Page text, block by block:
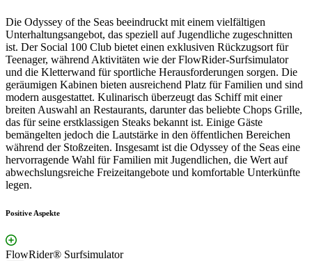
Die Odyssey of the Seas beeindruckt mit einem vielfältigen
Unterhaltungsangebot, das speziell auf Jugendliche zugeschnitten
ist. Der Social 100 Club bietet einen exklusiven Rückzugsort für
Teenager, während Aktivitäten wie der FlowRider-Surfsimulator
und die Kletterwand für sportliche Herausforderungen sorgen. Die
geräumigen Kabinen bieten ausreichend Platz für Familien und sind
modern ausgestattet. Kulinarisch überzeugt das Schiff mit einer
breiten Auswahl an Restaurants, darunter das beliebte Chops Grille,
das für seine erstklassigen Steaks bekannt ist. Einige Gäste
bemängelten jedoch die Lautstärke in den öffentlichen Bereichen
während der Stoßzeiten. Insgesamt ist die Odyssey of the Seas eine
hervorragende Wahl für Familien mit Jugendlichen, die Wert auf
abwechslungsreiche Freizeitangebote und komfortable Unterkünfte
legen.
Positive Aspekte
FlowRider® Surfsimulator